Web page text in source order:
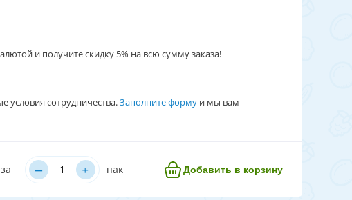
и получите скидку 5% на всю сумму заказа!
условия сотрудничества.Заполните форму и мы вам
– ﹢ пак Добавить в корзину